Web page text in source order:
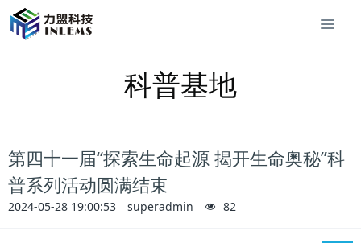
科普基地
第四十一届“探索生命起源 揭开生命奥秘”科
普系列活动圆满结束
2024-05-28 19:00:53 superadmin 82